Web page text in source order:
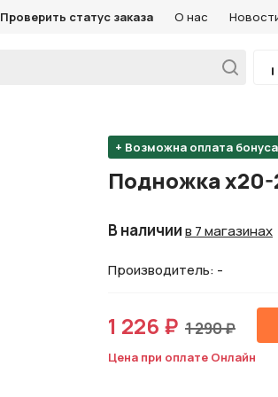
Проверить статус заказа О нас
+ Возможна оплата
Подножка
В наличиив 7 магазинах
Производитель: -
1 226 ₽ 1 290 ₽
Цена при оплате Онлайн